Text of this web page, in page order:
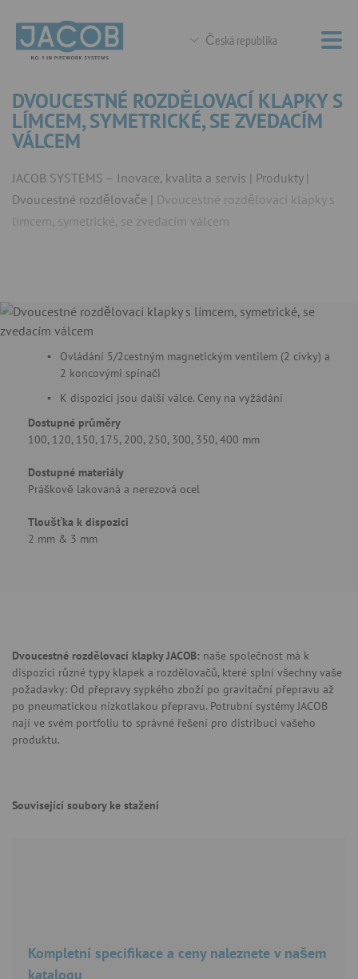
Česká republika
DVOUCESTNÉ ROZDĚLOVACÍ KLAPKY S
LÍMCEM, SYMETRICKÉ, SE ZVEDACÍM
VÁLCEM
JACOB SYSTEMS – Inovace, kvalita a servis
Produkty
Dvoucestné rozdělovače
Dvoucestné rozdělovací klapky s
límcem, symetrické, se zvedacím válcem
Ovládání 5/2cestným magnetickým ventilem (2 cívky) a
2 koncovými spínači
K dispozici jsou další válce. Ceny na vyžádání
Dostupné průměry
100, 120, 150, 175, 200, 250, 300, 350, 400 mm
Dostupné materiály
Práškově lakovaná a nerezová ocel
Tloušťka k dispozici
2 mm & 3 mm
Dvoucestné rozdělovací klapky JACOB: naše společnost má k
dispozici různé typy klapek a rozdělovačů, které splní všechny vaše
požadavky: Od přepravy sypkého zboží po gravitační přepravu až
po pneumatickou nízkotlakou přepravu. Potrubní systémy JACOB
nají ve svém portfoliu to správné řešení pro distribuci vašeho
produktu.
Související soubory ke stažení
Kompletní specifikace a ceny naleznete v našem
katalogu